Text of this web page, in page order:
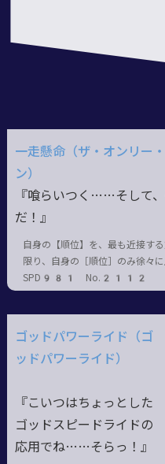
一走懸命（ザ・オンリー
ン）
『喰らいつく……そして
だ！』
自身の【順位】を、最も近接す
限り、自身の［順位］のみ徐々に
SPD981 No.2112
ゴッドパワーライド（ゴ
ッドパワーライド）
『こいつはちょっとした
ゴッドスピードライドの
応用でね……そらっ！』